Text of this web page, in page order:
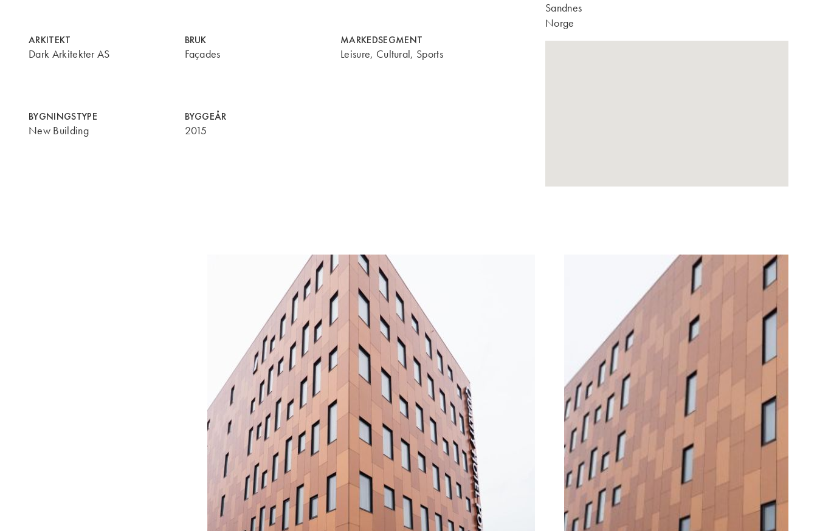
ARKITEKT
Dark Arkitekter AS
BRUK
Façades
MARKEDSEGMENT
Leisure, Cultural, Sports
BYGNINGSTYPE
New Building
BYGGEÅR
2015
Sandnes
Norge